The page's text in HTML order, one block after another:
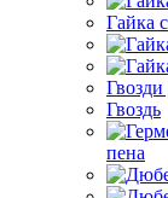
Гайка
Гвозди
Гвоздь
пена